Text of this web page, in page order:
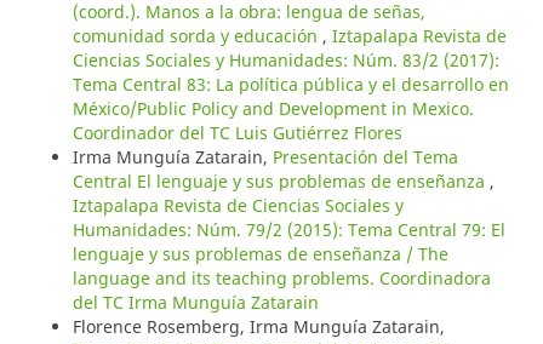
(coord.). Manos a la obra: lengua de señas,
comunidad sorda y educación , Iztapalapa Revista de
Ciencias Sociales y Humanidades: Núm. 83/2 (2017):
Tema Central 83: La política pública y el desarrollo en
México/Public Policy and Development in Mexico.
Coordinador del TC Luis Gutiérrez Flores
Irma Munguía Zatarain, Presentación del Tema
Central El lenguaje y sus problemas de enseñanza ,
Iztapalapa Revista de Ciencias Sociales y
Humanidades: Núm. 79/2 (2015): Tema Central 79: El
lenguaje y sus problemas de enseñanza / The
language and its teaching problems. Coordinadora
del TC Irma Munguía Zatarain
Florence Rosemberg, Irma Munguía Zatarain,